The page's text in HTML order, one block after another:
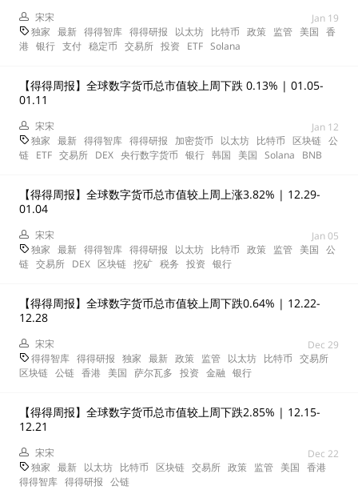
宋宋
Jan 19
独家 最新 得得智库 得得研报 以太坊 比特币 政策 监管 美国 香
港 银行 支付 稳定币 交易所 投资 ETF Solana
【得得周报】全球数字货币总市值较上周下跌 0.13% | 01.05-
01.11
宋宋
Jan 12
独家 最新 得得智库 得得研报 加密货币 以太坊 比特币 区块链 公
链 ETF 交易所 DEX 央行数字货币 银行 韩国 美国 Solana BNB
【得得周报】全球数字货币总市值较上周上涨3.82% | 12.29-
01.04
宋宋
Jan 05
独家 最新 得得智库 得得研报 以太坊 比特币 政策 监管 美国 公
链 交易所 DEX 区块链 挖矿 税务 投资 银行
【得得周报】全球数字货币总市值较上周下跌0.64% | 12.22-
12.28
宋宋
Dec 29
得得智库 得得研报 独家 最新 政策 监管 以太坊 比特币 交易所
区块链 公链 香港 美国 萨尔瓦多 投资 金融 银行
【得得周报】全球数字货币总市值较上周下跌2.85% | 12.15-
12.21
宋宋
Dec 22
独家 最新 以太坊 比特币 区块链 交易所 政策 监管 美国 香港
得得智库 得得研报 公链